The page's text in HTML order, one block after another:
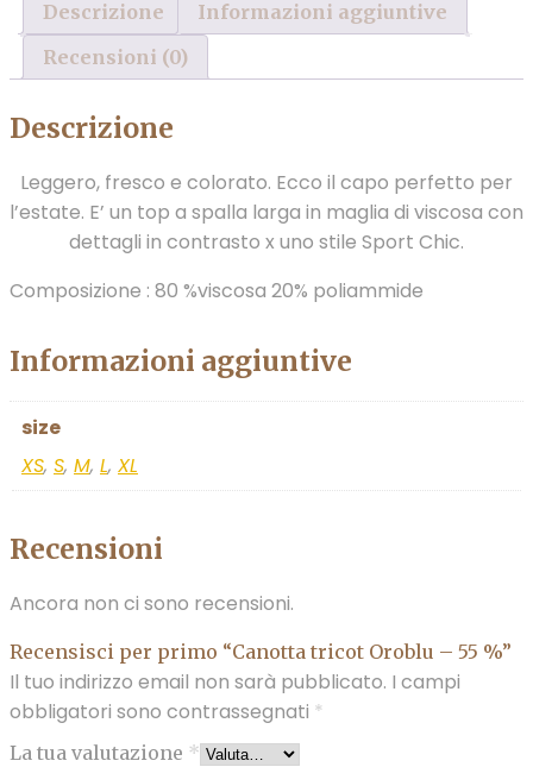
Descrizione
Informazioni aggiuntive
Recensioni (0)
Descrizione
Leggero, fresco e colorato. Ecco il capo perfetto per
l’estate. E’ un top a spalla larga in maglia di viscosa con
dettagli in contrasto x uno stile Sport Chic.
Composizione : 80 %viscosa 20% poliammide
Informazioni aggiuntive
size
XS, S, M, L, XL
Recensioni
Ancora non ci sono recensioni.
Recensisci per primo “Canotta tricot Oroblu – 55 %”
Il tuo indirizzo email non sarà pubblicato. I campi
obbligatori sono contrassegnati *
La tua valutazione *